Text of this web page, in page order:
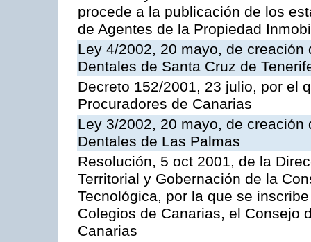
procede a la publicación de los
de Agentes de la Propiedad
Ley 4/2002, 20 mayo, de
Dentales de Santa Cruz de
Decreto 152/2001, 23 julio, por el
Procuradores de Canarias
Ley 3/2002, 20 mayo, de
Dentales de Las Palmas
Resolución, 5 oct 2001, de la
Territorial y Gobernación de la
Tecnológica, por la que se
Colegios de Canarias, el Consejo
Canarias